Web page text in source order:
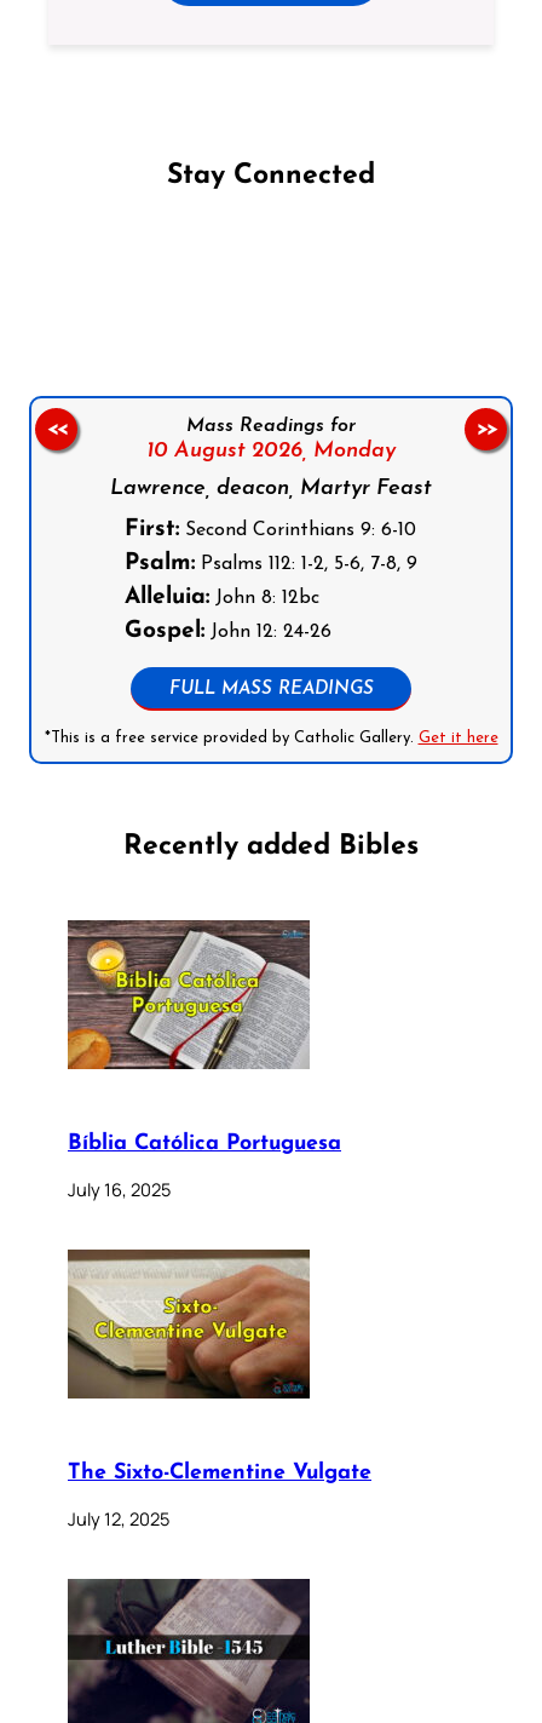
Stay Connected
Mass Readings for
10 August 2026, Monday
Lawrence, deacon, Martyr Feast
First: Second Corinthians 9: 6-10
Psalm: Psalms 112: 1-2, 5-6, 7-8, 9
Alleluia: John 8: 12bc
Gospel: John 12: 24-26
FULL MASS READINGS
*This is a free service provided by Catholic Gallery. Get it here
<< >>
Recently added Bibles
Bíblia Católica Portuguesa
July 16, 2025
The Sixto-Clementine Vulgate
July 12, 2025